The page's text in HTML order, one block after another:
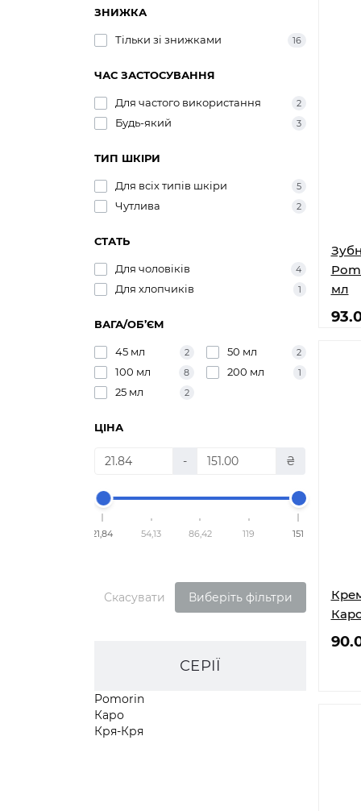
ЗНИЖКА
Тільки зі знижками 16
ЧАС ЗАСТОСУВАННЯ
Для частого використання 2
Будь-який 3
ТИП ШКІРИ
Для всіх типів шкіри 5
Чутлива 2
СТАТЬ
Для чоловіків 4
Для хлопчиків 1
ВАГА/ОБ’ЄМ
45 мл 2 50 мл 2
100 мл 8 200 мл 1
25 мл 2
ЦІНА
- ₴
21,84 54,13 86,42 119 151
Скасувати Виберіть фільтри
СЕРІЇ
Pomorin
Каро
Кря-Кря
мл